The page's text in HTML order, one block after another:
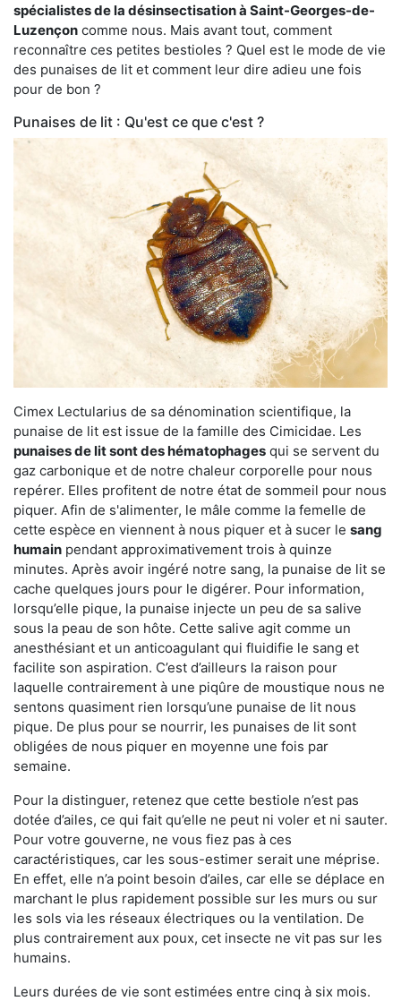
spécialistes de la désinsectisation à Saint-Georges-de-
Luzençon comme nous. Mais avant tout, comment
reconnaître ces petites bestioles ? Quel est le mode de vie
des punaises de lit et comment leur dire adieu une fois
pour de bon ?
Punaises de lit : Qu'est ce que c'est ?
Cimex Lectularius de sa dénomination scientifique, la
punaise de lit est issue de la famille des Cimicidae. Les
punaises de lit sont des hématophages qui se servent du
gaz carbonique et de notre chaleur corporelle pour nous
repérer. Elles profitent de notre état de sommeil pour nous
piquer. Afin de s'alimenter, le mâle comme la femelle de
cette espèce en viennent à nous piquer et à sucer le sang
humain pendant approximativement trois à quinze
minutes. Après avoir ingéré notre sang, la punaise de lit se
cache quelques jours pour le digérer. Pour information,
lorsqu’elle pique, la punaise injecte un peu de sa salive
sous la peau de son hôte. Cette salive agit comme un
anesthésiant et un anticoagulant qui fluidifie le sang et
facilite son aspiration. C’est d’ailleurs la raison pour
laquelle contrairement à une piqûre de moustique nous ne
sentons quasiment rien lorsqu’une punaise de lit nous
pique. De plus pour se nourrir, les punaises de lit sont
obligées de nous piquer en moyenne une fois par
semaine.
Pour la distinguer, retenez que cette bestiole n’est pas
dotée d’ailes, ce qui fait qu’elle ne peut ni voler et ni sauter.
Pour votre gouverne, ne vous fiez pas à ces
caractéristiques, car les sous-estimer serait une méprise.
En effet, elle n’a point besoin d’ailes, car elle se déplace en
marchant le plus rapidement possible sur les murs ou sur
les sols via les réseaux électriques ou la ventilation. De
plus contrairement aux poux, cet insecte ne vit pas sur les
humains.
Leurs durées de vie sont estimées entre cinq à six mois.